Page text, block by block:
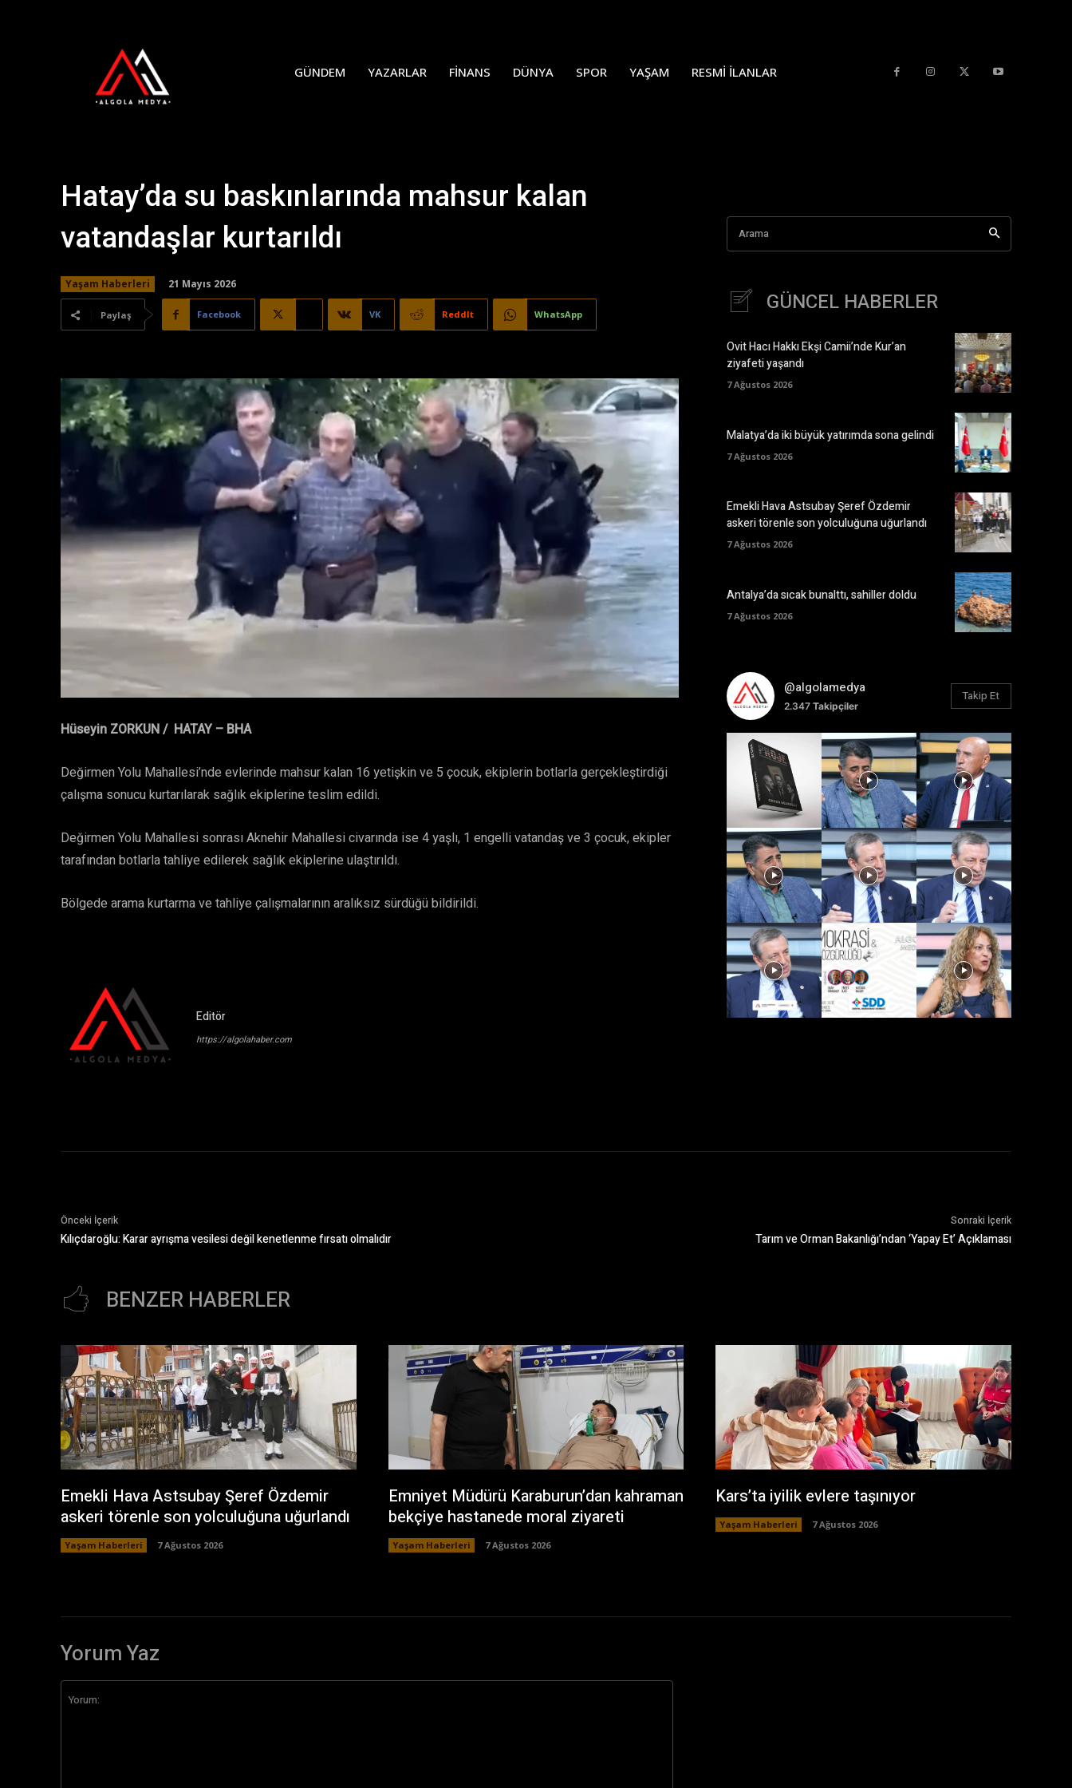
GÜNDEM YAZARLAR FINANS DÜNYA SPOR YAŞAM RESMI İLANLAR
Hatay’da su baskınlarında mahsur kalan
vatandaşlar kurtarıldı
Yaşam Haberleri 21 Mayıs 2026
Paylaş Facebook VK ReddIt WhatsApp
Hüseyin ZORKUN / HATAY – BHA
Değirmen Yolu Mahallesi’nde evlerinde mahsur kalan 16 yetişkin ve 5 çocuk, ekiplerin botlarla gerçekleştirdiği
çalışma sonucu kurtarılarak sağlık ekiplerine teslim edildi.
Değirmen Yolu Mahallesi sonrası Aknehir Mahallesi civarında ise 4 yaşlı, 1 engelli vatandaş ve 3 çocuk, ekipler
tarafından botlarla tahliye edilerek sağlık ekiplerine ulaştırıldı.
Bölgede arama kurtarma ve tahliye çalışmalarının aralıksız sürdüğü bildirildi.
Editör
https://algolahaber.com
Arama
GÜNCEL HABERLER
Ovit Hacı Hakkı Ekşi Camii’nde Kur’an
ziyafeti yaşandı
7 Ağustos 2026
Malatya’da iki büyük yatırımda sona gelindi
7 Ağustos 2026
Emekli Hava Astsubay Şeref Özdemir
askeri törenle son yolculuğuna uğurlandı
7 Ağustos 2026
Antalya’da sıcak bunalttı, sahiller doldu
7 Ağustos 2026
@algolamedya
2.347Takipçiler
Takip Et
Önceki İçerik
Kılıçdaroğlu: Karar ayrışma vesilesi değil kenetlenme fırsatı olmalıdır
Sonraki İçerik
Tarım ve Orman Bakanlığı’ndan ‘Yapay Et’ Açıklaması
BENZER HABERLER
Emekli Hava Astsubay Şeref Özdemir
askeri törenle son yolculuğuna uğurlandı
Yaşam Haberleri 7 Ağustos 2026
Emniyet Müdürü Karaburun’dan kahraman
bekçiye hastanede moral ziyareti
Yaşam Haberleri 7 Ağustos 2026
Kars’ta iyilik evlere taşınıyor
Yaşam Haberleri 7 Ağustos 2026
Yorum Yaz